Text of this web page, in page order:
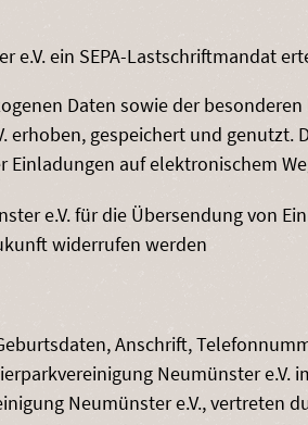
e.V. ein SEPA-Lastschriftmandat
Daten sowie der besonderen
gespeichert und genutzt.
auf elektronischem
e.V. für die Übersendung von
widerrufen werden
Anschrift,
Neumünster e.V.
Neumünster e.V., vertreten